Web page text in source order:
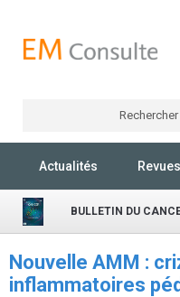
Rechercher
Actualités Revues
BULLETIN DU
Nouvelle AMM :
inflammatoires